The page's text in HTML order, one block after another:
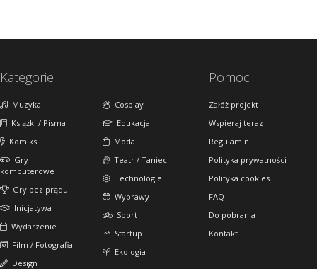
Kategorie
Muzyka
Książki / Pisma
Komiks
Gry
komputerowe
Gry bez prądu
Inicjatywa
Wydarzenie
Film / Fotografia
Design
Cosplay
Edukacja
Moda
Teatr / Taniec
Technologie
Wyprawy
Sport
Startup
Ekologia
Pomoc
Załóż projekt
Wspieraj teraz
Regulamin
Polityka prywatności
Polityka cookies
FAQ
Do pobrania
Kontakt